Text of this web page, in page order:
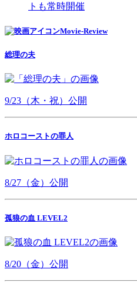
トも常時開催
Movie-Review
総理の夫
9/23（木・祝）公開
ホロコーストの罪人
8/27（金）公開
孤狼の血 LEVEL2
8/20（金）公開